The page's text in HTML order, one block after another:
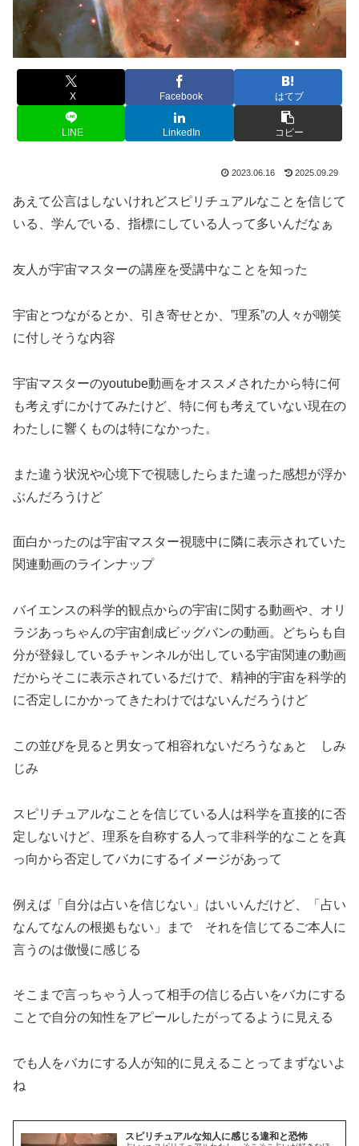
X Facebook はてブ
LINE LinkedIn コピー
2023.06.16 2025.09.29
あえて公言はしないけれどスピリチュアルなことを信じて
いる、学んでいる、指標にしている人って多いんだなぁ
友人が宇宙マスターの講座を受講中なことを知った
宇宙とつながるとか、引き寄せとか、”理系”の人々が嘲笑
に付しそうな内容
宇宙マスターのyoutube動画をオススメされたから特に何
も考えずにかけてみたけど、特に何も考えていない現在の
わたしに響くものは特になかった。
また違う状況や心境下で視聴したらまた違った感想が浮か
ぶんだろうけど
面白かったのは宇宙マスター視聴中に隣に表示されていた
関連動画のラインナップ
バイエンスの科学的観点からの宇宙に関する動画や、オリ
ラジあっちゃんの宇宙創成ビッグバンの動画。どちらも自
分が登録しているチャンネルが出している宇宙関連の動画
だからそこに表示されているだけで、精神的宇宙を科学的
に否定しにかかってきたわけではないんだろうけど
この並びを見ると男女って相容れないだろうなぁと しみ
じみ
スピリチュアルなことを信じている人は科学を直接的に否
定しないけど、理系を自称する人って非科学的なことを真
っ向から否定してバカにするイメージがあって
例えば「自分は占いを信じない」はいいんだけど、「占い
なんてなんの根拠もない」まで それを信じてるご本人に
言うのは傲慢に感じる
そこまで言っちゃう人って相手の信じる占いをバカにする
ことで自分の知性をアピールしたがってるように見える
でも人をバカにする人が知的に見えることってまずないよ
ね
スピリチュアルな知人に感じる違和と恐怖